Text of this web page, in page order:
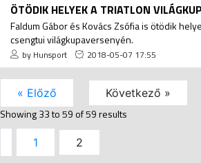
ÖTÖDIK HELYEK A TRIATLON
Faldum Gábor és Kovács Zsófia is ötödik
csengtui világkupaversenyén.
by Hunsport 2018-05-07 17:55
« Előző Következő »
Showing33to59of59results
1 2